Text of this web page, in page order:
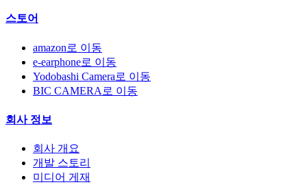
스토어
amazon로 이동
e-earphone로 이동
Yodobashi Camera로 이동
BIC CAMERA로 이동
회사 정보
회사 개요
개발 스토리
미디어 게재